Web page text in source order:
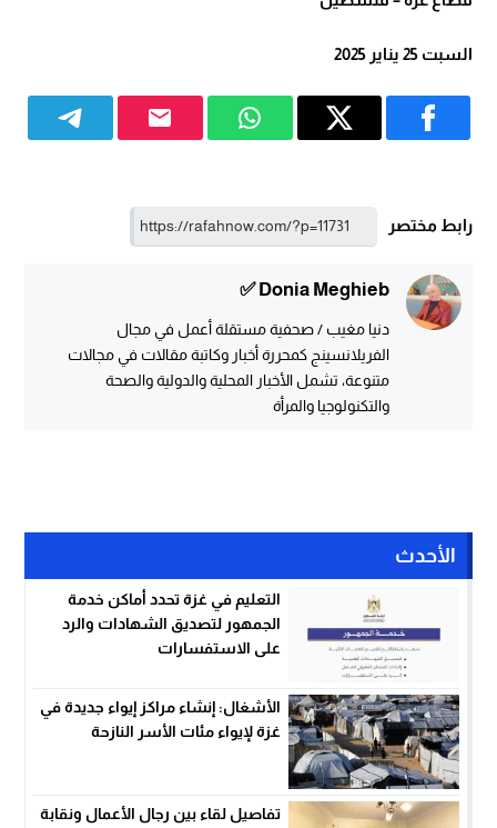
السبت 25 يناير 2025
رابط مختصر
Donia Meghieb ✅
دنيا مغيب / صحفية مستقلة أعمل في مجال
الفريلانسينج كمحررة أخبار وكاتبة مقالات في مجالات
متنوعة، تشمل الأخبار المحلية والدولية والصحة
والتكنولوجيا والمرأة
الأحدث
التعليم في غزة تحدد أماكن خدمة
الجمهور لتصديق الشهادات والرد
على الاستفسارات
الأشغال: إنشاء مراكز إيواء جديدة في
غزة لإيواء مئات الأسر النازحة
تفاصيل لقاء بين رجال الأعمال ونقابة